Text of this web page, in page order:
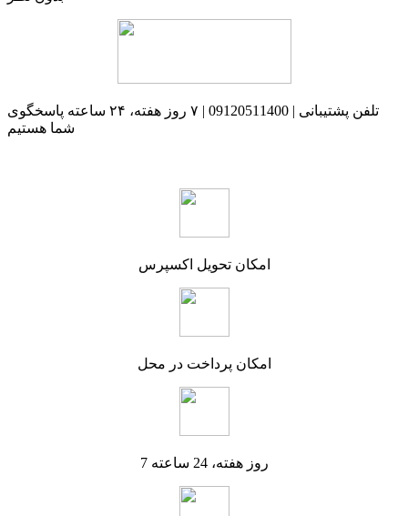
تلفن پشتیبانی | 09120511400 | ۷ روز هفته، ۲۴ ساعته پاسخگوی
شما هستیم
امکان تحویل اکسپرس
امکان پرداخت در محل
7 روز هفته، 24 ساعته